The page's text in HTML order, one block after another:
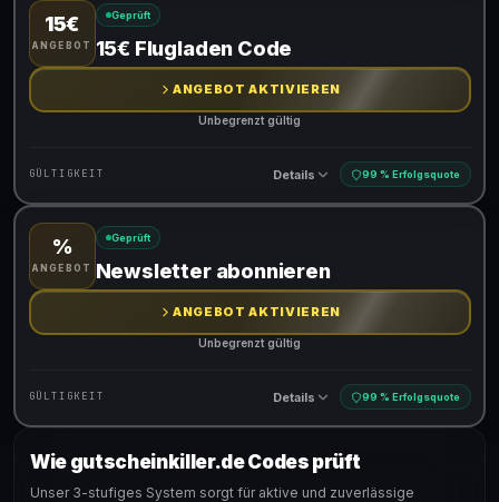
Gültig für teilnehmende Produkte
15€
ANGEBOT
Geprüft
15€ Flugladen Code
ANGEBOT AKTIVIEREN
Unbegrenzt gültig
GÜLTIGKEIT Details 99 % Erfolgsquote
Gültig für teilnehmende Produkte
%
ANGEBOT
Geprüft
Newsletter abonnieren
ANGEBOT AKTIVIEREN
Unbegrenzt gültig
GÜLTIGKEIT Details 99 % Erfolgsquote
Gültig für teilnehmende Produkte
Wie gutscheinkiller.de Codes prüft
Unser 3-stufiges System sorgt für aktive und zuverlässige